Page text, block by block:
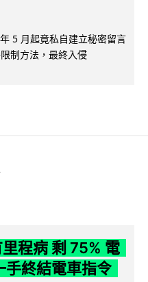
5 月起竟私自建立秘密留言
制方法，最終入侵
程病 剩 75% 電
手終結電車指令